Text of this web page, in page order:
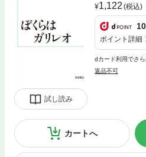
試し読み
1,122 (税込)
10
ポイント詳細
dカード利用でさ
返品不可
カートへ